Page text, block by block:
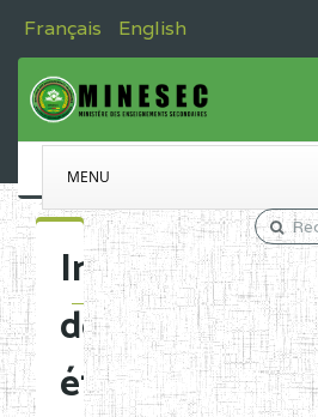
Français English
MENU
des
établissements